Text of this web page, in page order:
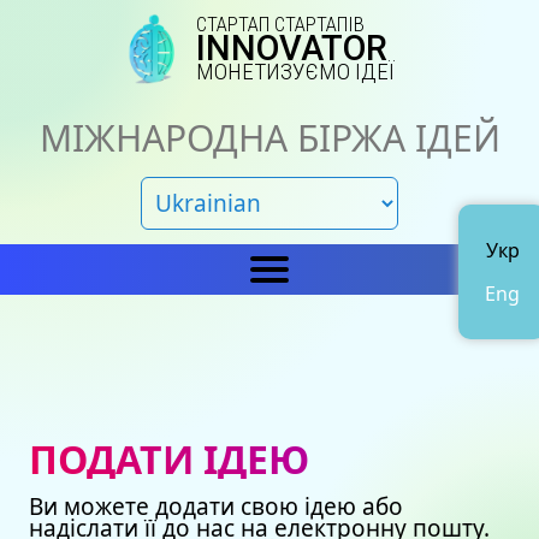
Укр
Eng
СТАРТАП СТАРТАПІВ
INNOVATOR
МОНЕТИЗУЄМО ІДЕЇ
МІЖНАРОДНА БІРЖА ІДЕЙ
Представництва
Наші сертифікати
Каталог ідей
Avto
Подати ідею
ПОДАТИ ІДЕЮ
Ви можете додати свою ідею або
надіслати її до нас на електронну пошту.